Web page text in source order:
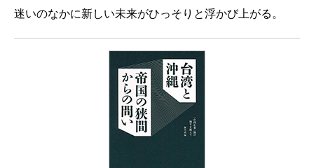
迷いのなかに新しい未来がひっそりと浮かび上がる。